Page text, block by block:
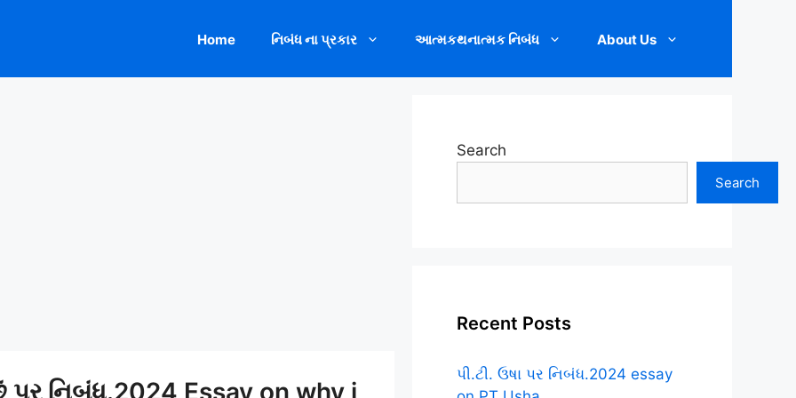
Home નિબંધ ના પ્રકાર આત્મકથનાત્મક નિબંધ About Us
પર નિબંધ.2024 Essay on why i
Search
Search
Recent Posts
પી.ટી. ઉષા પર નિબંધ.2024 essay